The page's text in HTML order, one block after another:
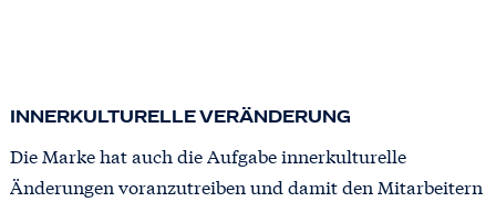
INNERKULTURELLE VERÄNDERUNG
Die Marke hat auch die Aufgabe innerkulturelle
Änderungen voranzutreiben und damit den Mitarbeitern